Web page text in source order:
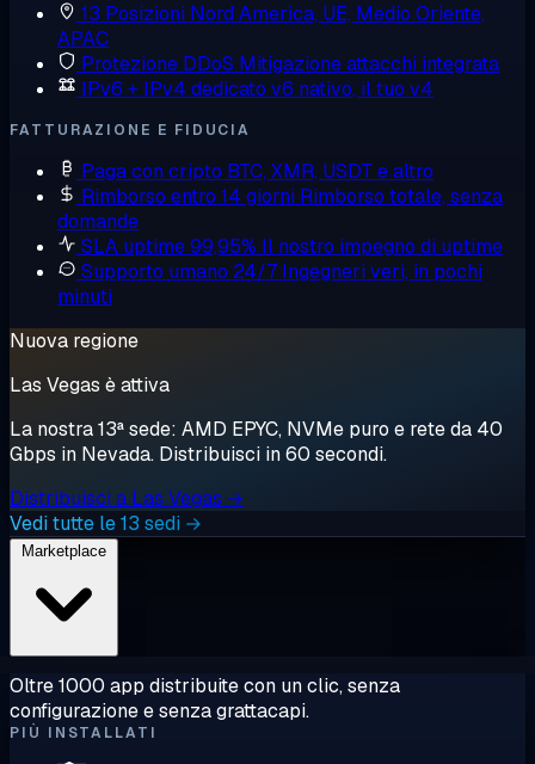
13 Posizioni Nord America, UE, Medio Oriente,
APAC
Protezione DDoS Mitigazione attacchi integrata
IPv6 + IPv4 dedicato v6 nativo, il tuo v4
FATTURAZIONE E FIDUCIA
Paga con cripto BTC, XMR, USDT e altro
Rimborso entro 14 giorni Rimborso totale, senza
domande
SLA uptime 99,95% Il nostro impegno di uptime
Supporto umano 24/7 Ingegneri veri, in pochi
minuti
Nuova regione
Las Vegas è attiva
La nostra 13ª sede: AMD EPYC, NVMe puro e rete da 40
Gbps in Nevada. Distribuisci in 60 secondi.
Distribuisci a Las Vegas →
Vedi tutte le 13 sedi →
Oltre 1000 app distribuite con un clic, senza
configurazione e senza grattacapi.
PIÙ INSTALLATI